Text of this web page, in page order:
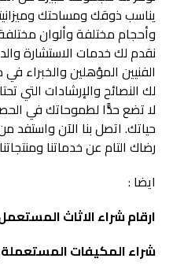
يناسب ذوقك ومساحتك
وأحجام مختلفة وألوان مختلفة
نقدم لك خدمات الاستشارة
الفنيين المؤهلين والخبراء
لك النصائح والإرشادات التي
لا تضع حدًّا لطموحاتك في
حياتك. اتصل بنا الآن
رضاك التام عن خدماتنا
ايضا :
ارقام شراء الاثاث
شراء المكیفات المستعملة